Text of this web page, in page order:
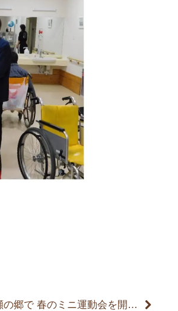
次の投稿 - 七瀬の郷で 春のミニ運動会を開催しました。